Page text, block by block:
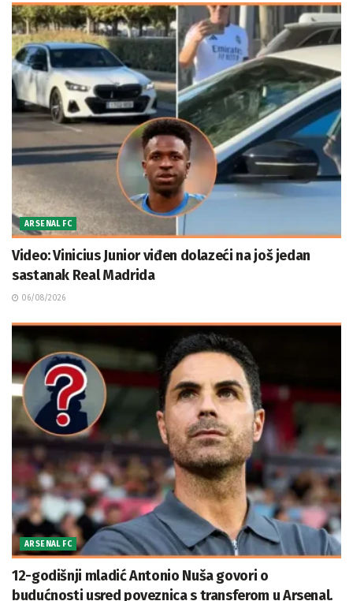
ARSENAL FC
Video: Vinicius Junior viđen dolazeći na još jedan
sastanak Real Madrida
06/08/2026
ARSENAL FC
12-godišnji mladić Antonio Nuša govori o
budućnosti usred poveznica s transferom u Arsenal.